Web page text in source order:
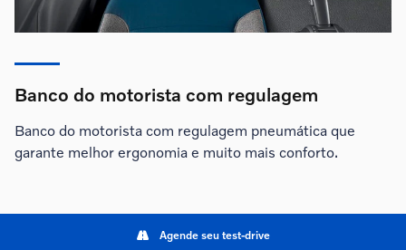
Banco do motorista com regulagem
Banco do motorista com regulagem pneumática que
garante melhor ergonomia e muito mais conforto.
Agende seu test-drive